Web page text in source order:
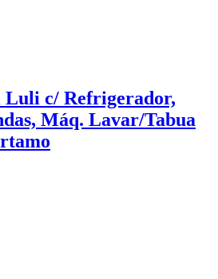
c/ Refrigerador,
Máq. Lavar/Tabua